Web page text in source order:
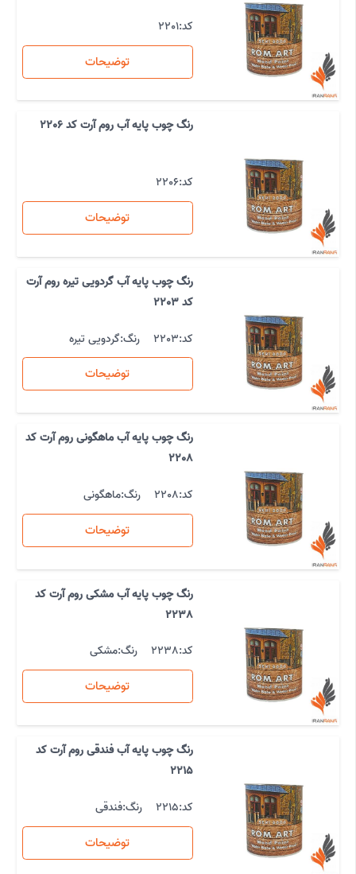
کد:2201
توضیحات
رنگ چوب پایه آب روم آرت کد 2206
کد:2206
توضیحات
رنگ چوب پایه آب گردویی تیره روم آرت
کد 2203
کد:2203 رنگ:گردویی تیره
توضیحات
رنگ چوب پایه آب ماهگونی روم آرت کد
2208
کد:2208 رنگ:ماهگونی
توضیحات
رنگ چوب پایه آب مشکی روم آرت کد
2238
کد:2238 رنگ:مشکی
توضیحات
رنگ چوب پایه آب فندقی روم آرت کد
2215
کد:2215 رنگ:فندقی
توضیحات